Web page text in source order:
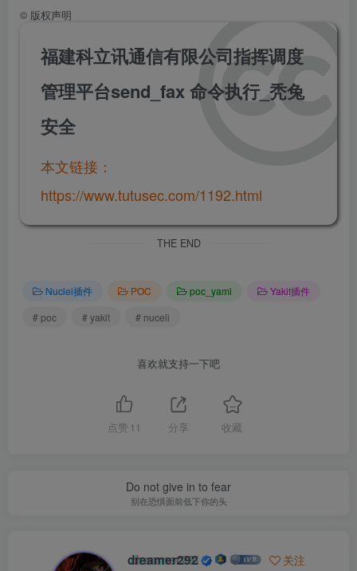
© 版权声明
福建科立讯通信有限公司指挥调度
管理平台send_fax 命令执行_秃兔
安全
本文链接：
https://www.tutusec.com/1192.html
THE END
Nuclei插件 POC poc_yaml
Yakit插件
# poc
# yakit # nuceli
喜欢就支持一下吧
点赞 11 分享 收藏
Do not give in to fear
别在恐惧面前低下你的头
dreamer292 关注